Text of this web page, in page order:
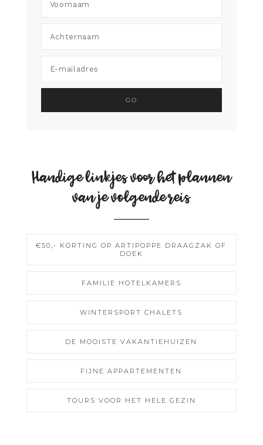
Handige linkjes voor het plannen
van je volgende reis
€50,- KORTING OP ARTIPOPPE DRAAGZAK OF
DOEK
FAMILIE HOTELKAMERS
WINTERSPORT CHALETS
DE MOOISTE VAKANTIEHUIZEN
FIJNE APPARTEMENTEN
TOURS VOOR HET HELE GEZIN